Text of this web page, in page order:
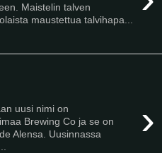
Maistelin talven
maustettua talvihapa...
›
uusi nimi on
Brewing Co ja se on
Alensa. Uusinnassa